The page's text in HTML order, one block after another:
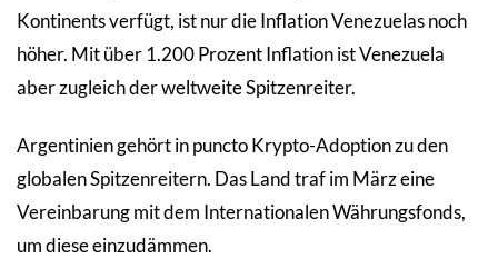
Kontinents verfügt, ist nur die Inflation Venezuelas noch
höher. Mit über 1.200 Prozent Inflation ist Venezuela
aber zugleich der weltweite Spitzenreiter.
Argentinien gehört in puncto Krypto-Adoption zu den
globalen Spitzenreitern. Das Land traf im März eine
Vereinbarung mit dem Internationalen Währungsfonds,
um diese einzudämmen.